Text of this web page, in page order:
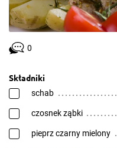
0
Składniki
schab
czosnek ząbki
pieprz czarny mielony